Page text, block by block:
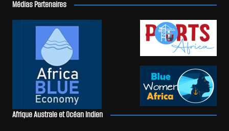
Médias Partenaires
Afrique Australe et Océan Indien